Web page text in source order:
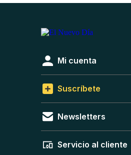
Mi cuenta
Suscríbete
Newsletters
Servicio al cliente